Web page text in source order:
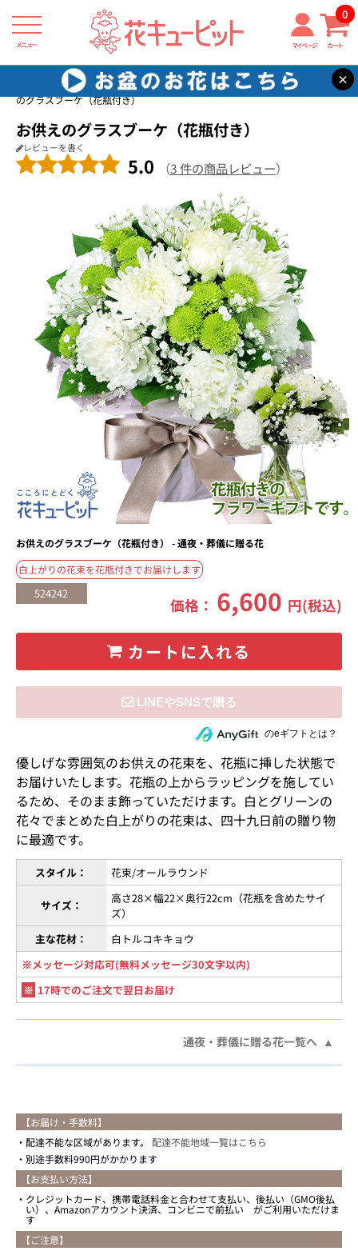
メニュー マイページ カート
0
×
花キューピット 通夜・葬儀に贈る花
【通夜・葬儀に贈る花】お供え
のグラスブーケ（花瓶付き）
お供えのグラスブーケ（花瓶付き）
レビューを書く
5.0 （3 件の商品レビュー）
お供えのグラスブーケ（花瓶付き） - 通夜・葬儀に贈る花
白上がりの花束を花瓶付きでお届けします
524242
価格： 6,600 円(税込)
カートに入れる
住所を知らない相手にeギフトで贈るのeギフトとは？
優しげな雰囲気のお供えの花束を、花瓶に挿した状態で
お届けいたします。花瓶の上からラッピングを施してい
るため、そのまま飾っていただけます。白とグリーンの
花々でまとめた白上がりの花束は、四十九日前の贈り物
に最適です。
スタイル： 花束/オールラウンド
サイズ：
高さ28×幅22×奥行22cm（花瓶を含めたサイ
ズ）
主な花材：
白トルコキキョウ
※メッセージ対応可(無料メッセージ30文字以内)
※ 17時でのご注文で翌日お届け
通夜・葬儀に贈る花一覧へ
【お届け・手数料】
配達不能な区域があります。 配達不能地域一覧はこちら
別途手数料990円がかかります
【お支払い方法】
クレジットカード、携帯電話料金と合わせて支払い、後払い（GMO後払
い）、Amazonアカウント決済、コンビニで前払い がご利用いただけま
す
【ご注意】